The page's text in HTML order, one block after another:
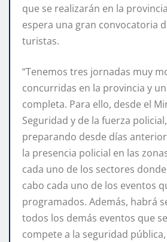
que se realizarán en la
espera una gran convocatoria
turistas.
“Tenemos tres jornadas muy
concurridas en la provincia y
completa. Para ello, desde el
Seguridad y de la fuerza
preparando desde días
la presencia policial en las
cada uno de los sectores
cabo cada uno de los eventos
programados. Además, habrá
todos los demás eventos que
compete a la seguridad